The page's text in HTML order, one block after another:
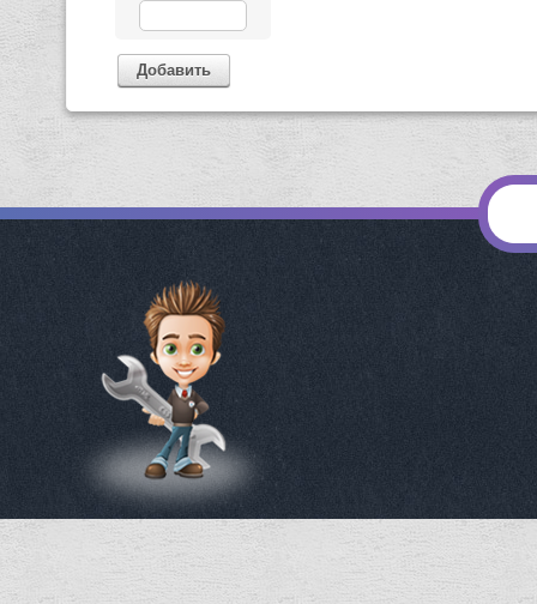
Добавить